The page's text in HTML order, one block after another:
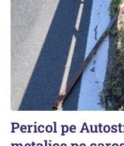
Pericol pe